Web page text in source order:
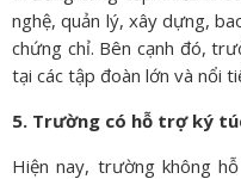
nghệ, quản lý, xây dựng,
chứng chỉ. Bên cạnh đó,
tại các tập đoàn lớn và nổi
5. Trường có hỗ trợ ký
Hiện nay, trường không